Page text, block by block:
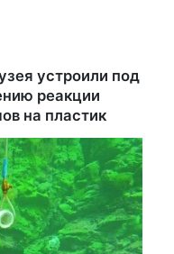
устроили под
реакции
на пластик